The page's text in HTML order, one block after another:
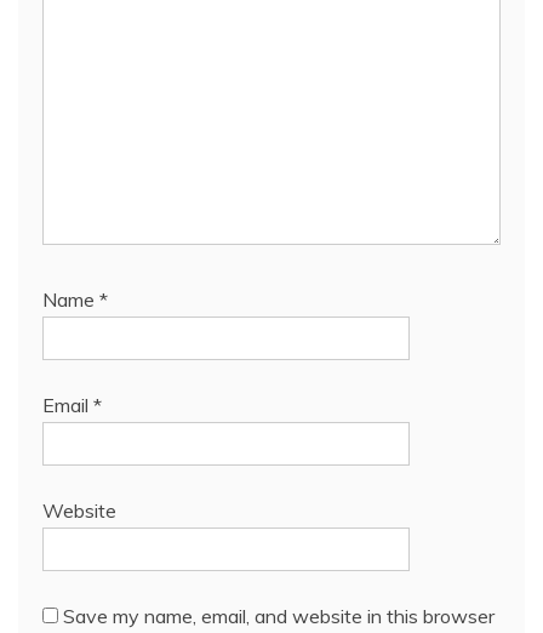
Name *
Email *
Website
Save my name, email, and website in this browser